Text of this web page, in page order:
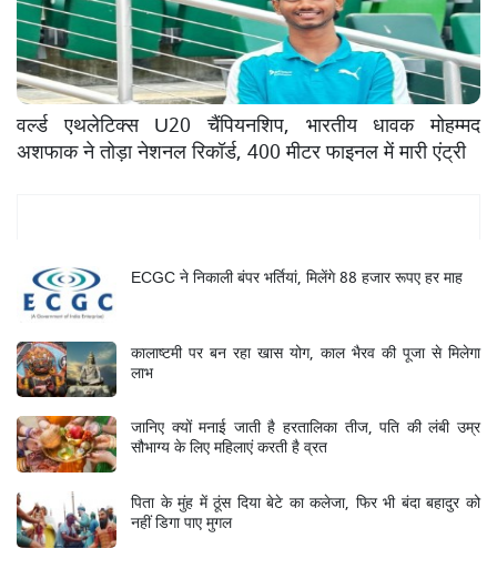
वर्ल्ड एथलेटिक्स U20 चैंपियनशिप, भारतीय धावक मोहम्मद
अशफाक ने तोड़ा नेशनल रिकॉर्ड, 400 मीटर फाइनल में मारी एंट्री
ECGC ने निकाली बंपर भर्तियां, मिलेंगे 88 हजार रूपए हर माह
कालाष्टमी पर बन रहा खास योग, काल भैरव की पूजा से मिलेगा
लाभ
जानिए क्यों मनाई जाती है हरतालिका तीज, पति की लंबी उम्र
सौभाग्य के लिए महिलाएं करती है व्रत
पिता के मुंह में ठूंस दिया बेटे का कलेजा, फिर भी बंदा बहादुर को
नहीं डिगा पाए मुगल